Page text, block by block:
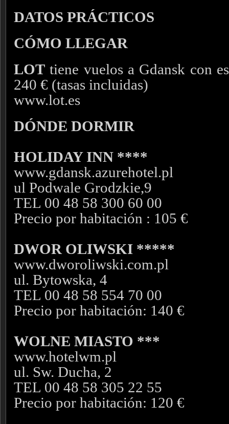
DATOS PRÁCTICOS
CÓMO LLEGAR
LOT tiene vuelos a Gdansk con
240 € (tasas incluidas)
www.lot.es
DÓNDE DORMIR
HOLIDAY INN ****
www.gdansk.azurehotel.pl
ul Podwale Grodzkie,9
TEL 00 48 58 300 60 00
Precio por habitación : 105 €
DWOR OLIWSKI *****
www.dworoliwski.com.pl
ul. Bytowska, 4
TEL 00 48 58 554 70 00
Precio por habitación: 140 €
WOLNE MIASTO ***
www.hotelwm.pl
ul. Sw. Ducha, 2
TEL 00 48 58 305 22 55
Precio por habitación: 120 €